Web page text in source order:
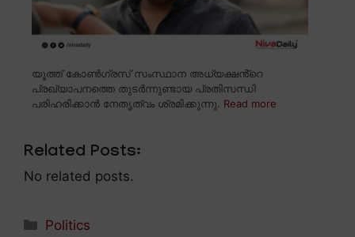
യൂത്ത് കോൺഗ്രസ് സംസ്ഥാന അധ്യക്ഷൻ്റെ
പ്രഖ്യാപനത്തെ തുടർന്നുണ്ടായ പ്രതിസന്ധി
പരിഹരിക്കാൻ നേതൃത്വം ശ്രമിക്കുന്നു. Read more
Related Posts:
No related posts.
Categories
Politics